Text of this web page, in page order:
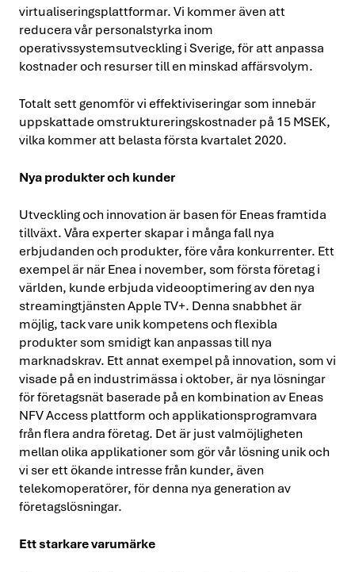
virtualiseringsplattformar. Vi kommer även att
reducera vår personalstyrka inom
operativssystemsutveckling i Sverige, för att anpassa
kostnader och resurser till en minskad affärsvolym.
Totalt sett genomför vi effektiviseringar som innebär
uppskattade omstruktureringskostnader på 15 MSEK,
vilka kommer att belasta första kvartalet 2020.
Nya produkter och kunder
Utveckling och innovation är basen för Eneas framtida
tillväxt. Våra experter skapar i många fall nya
erbjudanden och produkter, före våra konkurrenter. Ett
exempel är när Enea i november, som första företag i
världen, kunde erbjuda videooptimering av den nya
streamingtjänsten Apple TV+. Denna snabbhet är
möjlig, tack vare unik kompetens och flexibla
produkter som smidigt kan anpassas till nya
marknadskrav. Ett annat exempel på innovation, som vi
visade på en industrimässa i oktober, är nya lösningar
för företagsnät baserade på en kombination av Eneas
NFV Access plattform och applikationsprogramvara
från flera andra företag. Det är just valmöjligheten
mellan olika applikationer som gör vår lösning unik och
vi ser ett ökande intresse från kunder, även
telekomoperatörer, för denna nya generation av
företagslösningar.
Ett starkare varumärke